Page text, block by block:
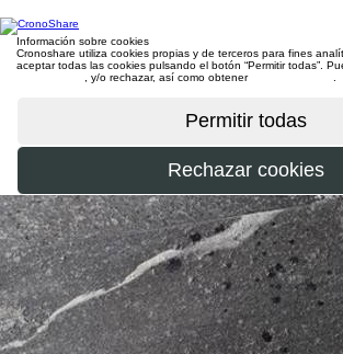
Información sobre cookies
Cronoshare utiliza cookies propias y de terceros para fines
aceptar todas las cookies pulsando el botón “Permitir todas”.
, y/o rechazar, así como obtener